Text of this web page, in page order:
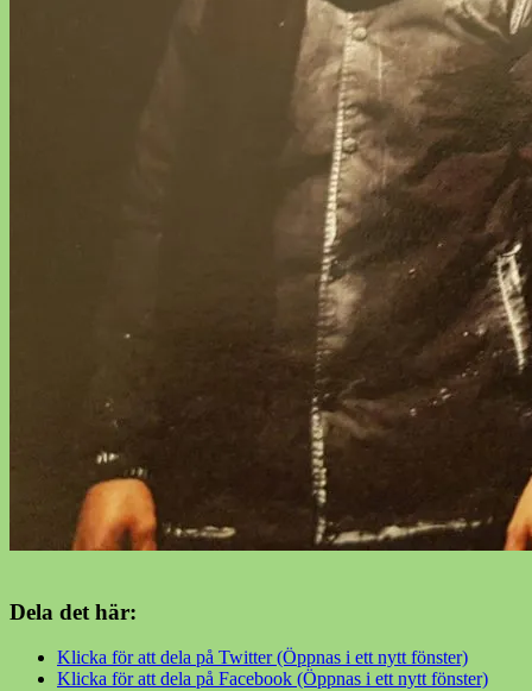
Dela det här:
Klicka för att dela på Twitter (Öppnas i ett nytt fönster)
Klicka för att dela på Facebook (Öppnas i ett nytt fönster)